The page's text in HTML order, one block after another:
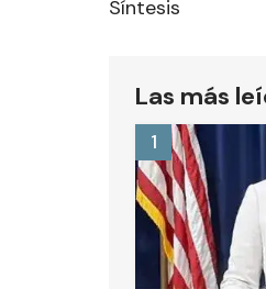
Síntesis
Las más
1